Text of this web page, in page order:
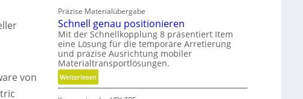
von
l
i
k
i
m
V
e
n
i
k
r
F
l
e
x
i
Präzise Materialübergabe
Schnell genau positionieren
Mit der Schnellkopplung 8 präsentiert Item
eine Lösung für die temporäre Arretierung
und präzise Ausrichtung mobiler
Materialtransportlösungen.
Weiterlesen:
S